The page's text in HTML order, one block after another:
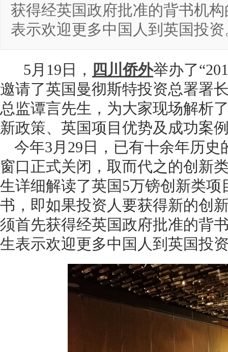
获得经英国政府批准的背书机
表示欢迎更多中国人到英国投
5月 19 日， 四川侨外举办了
邀请了英国曼彻斯特投资总署署
总监谭言先生， 为大家现场解析
新政策、英国项目优势及成功案
今年3月29日，已有十余年历
窗口正式关闭，取而代之的创新
生详细解读了英国5万镑创新类项
书，即如果投资人要获得新的创
须首先获得经英国政府批准的背
生表示欢迎更多中国人到英国投